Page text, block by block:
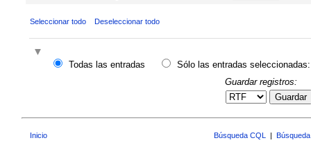
Seleccionar todo Deseleccionar todo
Todas las entradas
Sólo las entradas seleccionadas:
Guardar registros:
Guardar
Inicio Búsqueda CQL